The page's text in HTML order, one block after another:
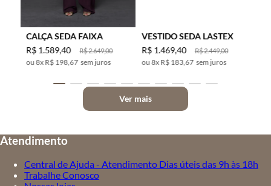
CALÇA SEDA FAIXA
R$2.649,00
R$ 1.589,40
8x R$ 198,67 sem juros
VESTIDO SEDA LASTEX
R$2.449,00
R$ 1.469,40
8x R$ 183,67 sem juros
Ver mais
Atendimento
Central de Ajuda - Atendimento Dias úteis das 9h às 18h
Trabalhe Conosco